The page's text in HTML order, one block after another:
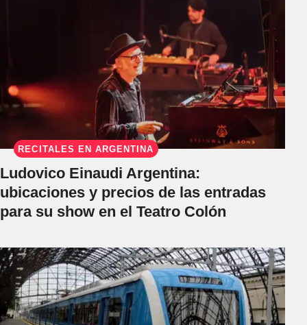
RECITALES EN ARGENTINA
Ludovico Einaudi Argentina:
ubicaciones y precios de las entradas
para su show en el Teatro Colón